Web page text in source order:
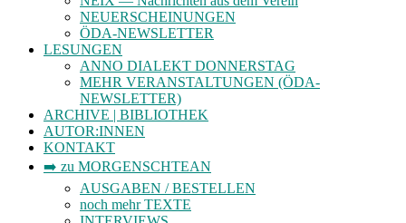
NEUERSCHEINUNGEN
ÖDA-NEWSLETTER
LESUNGEN
ANNO DIALEKT DONNERSTAG
MEHR VERANSTALTUNGEN (ÖDA-
NEWSLETTER)
ARCHIVE | BIBLIOTHEK
AUTOR:INNEN
KONTAKT
➡️ zu MORGENSCHTEAN
AUSGABEN / BESTELLEN
noch mehr TEXTE